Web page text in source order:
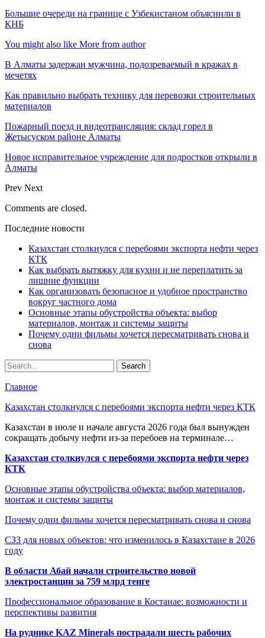
Большие очереди на границе с Узбекистаном объяснили в
КНБ
You might also like More from author
В Алматы задержан мужчина, подозреваемый в кражах в
мечетях
Как правильно выбрать технику для перевозки строительных
материалов
Пожарный поезд и видеотрансляция: склад горел в
Жетысуском районе Алматы
Новое исправительное учреждение для подростков открыли в
Алматы
Prev Next
Comments are closed.
Последние новости
Казахстан столкнулся с перебоями экспорта нефти через
КТК
Как выбрать вытяжку для кухни и не переплатить за
лишние функции
Как организовать безопасное и удобное пространство
вокруг частного дома
Основные этапы обустройства объекта: выбор
материалов, монтаж и системы защиты
Почему одни фильмы хочется пересматривать снова и
снова
Главное
Казахстан столкнулся с перебоями экспорта нефти через КТК
Казахстан в июле и начале августа 2026 года был вынужден
сокращать добычу нефти из-за перебоев на терминале…
Казахстан столкнулся с перебоями экспорта нефти через
КТК
Основные этапы обустройства объекта: выбор материалов,
монтаж и системы защиты
Почему одни фильмы хочется пересматривать снова и снова
СЗЗ для новых объектов: что изменилось в Казахстане в 2026
году
В области Абай начали строительство новой
электростанции за 759 млрд тенге
Профессиональное образование в Костанае: возможности и
перспективы развития
На руднике KAZ Minerals пострадали шесть рабочих